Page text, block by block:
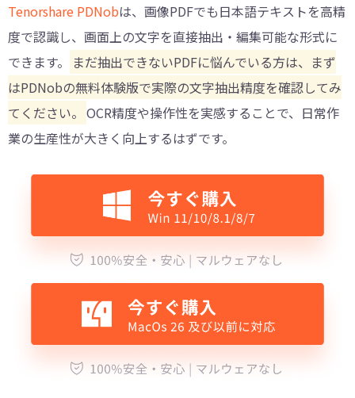
Tenorshare PDNobは、画像PDFでも日本語テキストを高精
度で認識し、画面上の文字を直接抽出・編集可能な形式に
できます。
まだ抽出できないPDFに悩んでいる方は、まず
はPDNobの無料体験版で実際の文字抽出精度を確認してみ
てください。 OCR精度や操作性を実感することで、日常作
業の生産性が大きく向上するはずです。